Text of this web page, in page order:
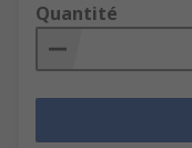
Quantité